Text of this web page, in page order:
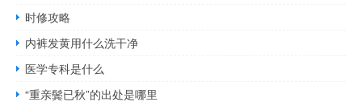
时修攻略
内裤发黄用什么洗干净
医学专科是什么
“重亲鬓已秋”的出处是哪里